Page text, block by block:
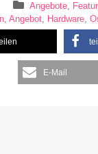
Angebote,
,Angebot, Hardware,
E-Mail